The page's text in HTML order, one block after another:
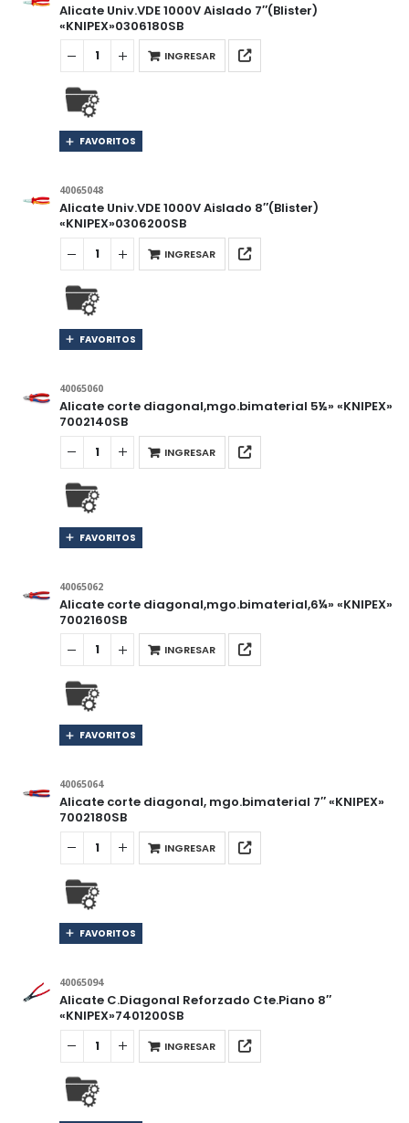
Alicate Univ.VDE 1000V Aislado 7″(Blister)
«KNIPEX»0306180SB
INGRESAR
FAVORITOS
40065048
Alicate Univ.VDE 1000V Aislado 8″(Blister)
«KNIPEX»0306200SB
INGRESAR
FAVORITOS
40065060
Alicate corte diagonal,mgo.bimaterial 5½» «KNIPEX»
7002140SB
INGRESAR
FAVORITOS
40065062
Alicate corte diagonal,mgo.bimaterial,6¼» «KNIPEX»
7002160SB
INGRESAR
FAVORITOS
40065064
Alicate corte diagonal, mgo.bimaterial 7″ «KNIPEX»
7002180SB
INGRESAR
FAVORITOS
40065094
Alicate C.Diagonal Reforzado Cte.Piano 8″
«KNIPEX»7401200SB
INGRESAR